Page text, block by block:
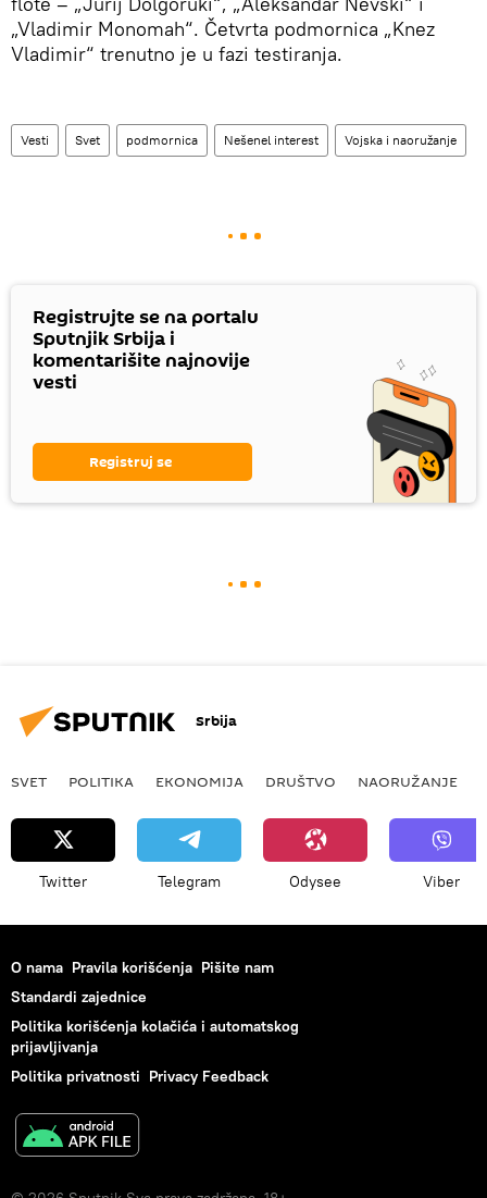
„Vladimir Monomah“. Četvrta podmornica „Knez
Vladimir“ trenutno je u fazi testiranja.
Vesti Svet podmornica Nešenel interest Vojska i naoružanje
Registrujte se na portalu
Sputnjik Srbija i
komentarišite najnovije
vesti
Registruj se
Srbija
SVET POLITIKA EKONOMIJA DRUŠTVO NAORUŽANJE
Twitter Telegram Odysee Viber
O nama Pravila korišćenja Pišite nam
Standardi zajednice
Politika korišćenja kolačića i automatskog
prijavljivanja
Politika privatnosti Privacy Feedback